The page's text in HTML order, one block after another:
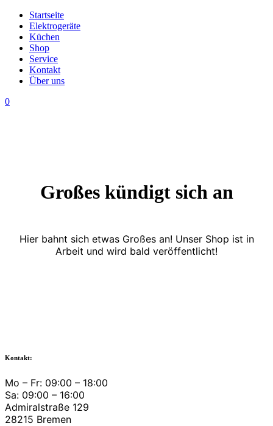
Startseite
Elektrogeräte
Küchen
Shop
Service
Kontakt
Über uns
0
Großes kündigt sich an
Hier bahnt sich etwas Großes an! Unser Shop ist in
Arbeit und wird bald veröffentlicht!
Kontakt:
Mo – Fr: 09:00 – 18:00
Sa: 09:00 – 16:00
Admiralstraße 129
28215 Bremen